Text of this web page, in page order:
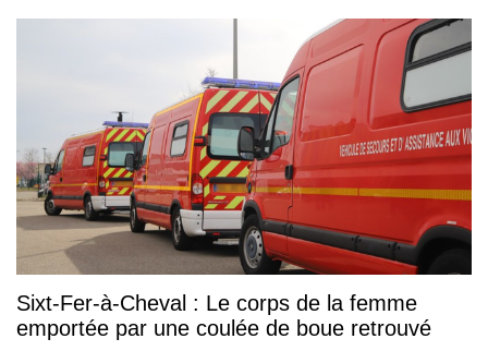
Sixt-Fer-à-Cheval : Le corps de la femme
emportée par une coulée de boue retrouvé